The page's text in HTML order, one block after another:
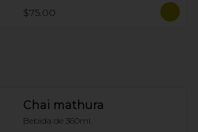
$75.00
Chai mathura
Bebida de 360ml.